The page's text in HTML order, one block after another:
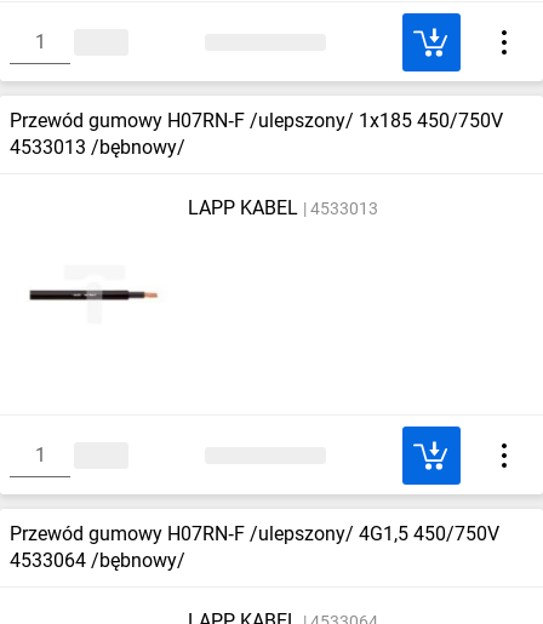
Przewód gumowy H07RN‑F /ulepszony/ 1x185 450/750V
4533013 /bębnowy/
LAPP KABEL 4533013
Przewód gumowy H07RN‑F /ulepszony/ 4G1,5 450/750V
4533064 /bębnowy/